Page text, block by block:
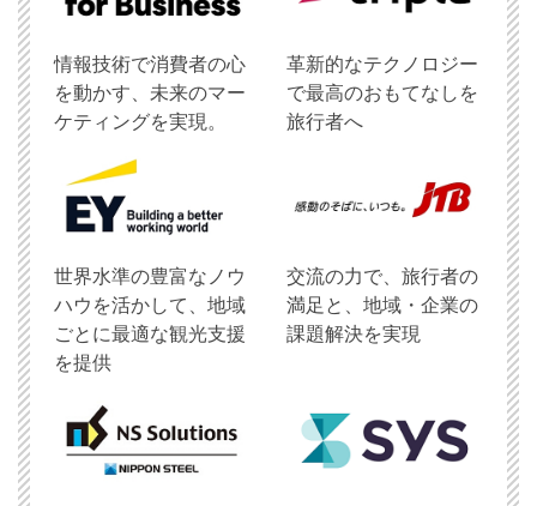
情報技術で消費者の心
を動かす、未来のマー
ケティングを実現。
革新的なテクノロジー
で最高のおもてなしを
旅行者へ
世界水準の豊富なノウ
ハウを活かして、地域
ごとに最適な観光支援
を提供
交流の力で、旅行者の
満足と、地域・企業の
課題解決を実現